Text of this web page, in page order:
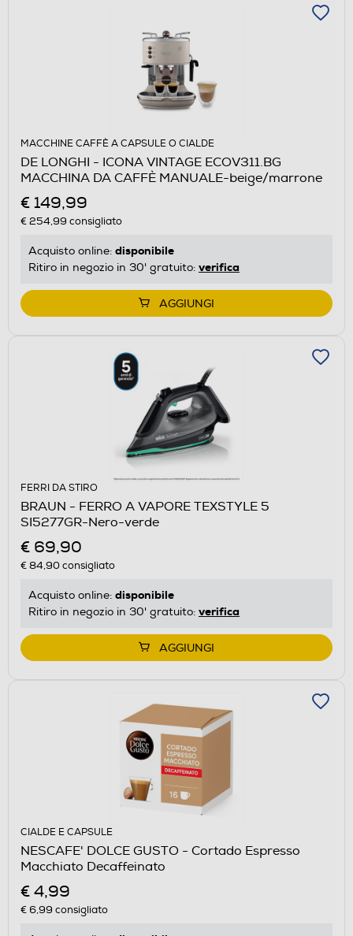
MACCHINE CAFFÈ A CAPSULE O CIALDE
DE LONGHI - ICONA VINTAGE ECOV311.BG
MACCHINA DA CAFFÈ MANUALE-beige/marrone
€ 149,99
€ 254,99 consigliato
Acquisto online: disponibile
Ritiro in negozio in 30' gratuito: verifica
AGGIUNGI
FERRI DA STIRO
BRAUN - FERRO A VAPORE TEXSTYLE 5
SI5277GR-Nero-verde
€ 69,90
€ 84,90consigliato
Acquisto online: disponibile
Ritiro in negozio in 30' gratuito: verifica
AGGIUNGI
CIALDE E CAPSULE
NESCAFE' DOLCE GUSTO - Cortado Espresso
Macchiato Decaffeinato
€ 4,99
€ 6,99 consigliato